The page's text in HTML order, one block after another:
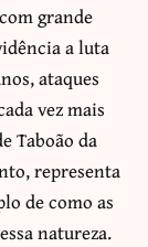
grande
a luta
ataques
vez mais
Taboão da
representa
de como as
natureza.